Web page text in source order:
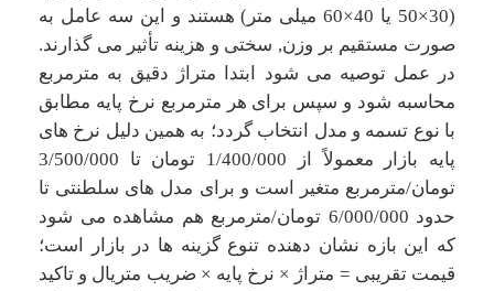
(30×50 یا 40×60 میلی متر) هستند و این سه عامل به
صورت مستقیم بر وزن, سختی و هزینه تأثیر می گذارند.
در عمل توصیه می شود ابتدا متراژ دقیق به مترمربع
محاسبه شود و سپس برای هر مترمربع نرخ پایه مطابق
با نوع تسمه و مدل انتخاب گردد؛ به همین دلیل نرخ های
پایه بازار معمولاً از 1/400/000 تومان تا 3/500/000
تومان/مترمربع متغیر است و برای مدل های سلطنتی تا
حدود 6/000/000 تومان/مترمربع هم مشاهده می شود
که این بازه نشان دهنده تنوع گزینه ها در بازار است؛
قیمت تقریبی = متراژ × نرخ پایه × ضریب متریال و تاکید